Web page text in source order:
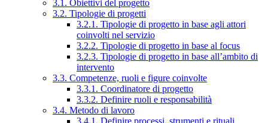
3.1. Obiettivi del progetto
3.2. Tipologie di progetti
3.2.1. Tipologie di progetto in base agli attori
coinvolti nel servizio
3.2.2. Tipologie di progetto in base al focus
3.2.3. Tipologie di progetto in base all’ambito di
intervento
3.3. Competenze, ruoli e figure coinvolte
3.3.1. Coordinatore di progetto
3.3.2. Definire ruoli e responsabilità
3.4. Metodo di lavoro
3.4.1. Definire processi, strumenti e rituali